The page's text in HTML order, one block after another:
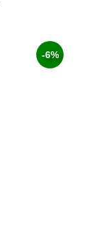
-6%